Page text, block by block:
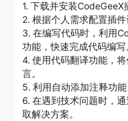
1. 下载并安装CodeGeeX
2. 根据个人需求配置插件
3. 在编写代码时，利用
功能，快速完成代码编写
4. 使用代码翻译功能，
言。
5. 利用自动添加注释功
6. 在遇到技术问题时，
取解决方案。